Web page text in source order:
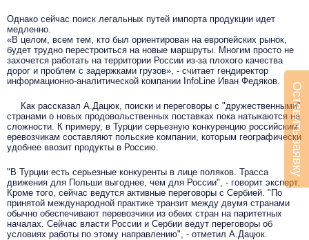
Однако сейчас поиск легальных путей импорта продукции идет
медленно.
«В целом, всем тем, кто был ориентирован на европейских рынок,
будет трудно перестроиться на новые маршруты. Многим просто не
захочется работать на территории России из-за плохого качества
дорог и проблем с задержками грузов», - считает гендиректор
информационно-аналитической компании InfoLine Иван Федяков.
Как рассказал А.Дацюк, поиски и переговоры с "дружественными"
странами о новых продовольственных поставках пока натыкаются на
сложности. К примеру, в Турции серьезную конкуренцию российским
еревозчикам составляют польские компании, которым географически
удобнее ввозит продукты в Россию.
"В Турции есть серьезные конкуренты в лице поляков. Трасса
движения для Польши выгоднее, чем для России", - говорит эксперт.
Кроме того, сейчас ведутся активные переговоры с Сербией. "По
принятой международной практике транзит между двумя странами
обычно обеспечивают перевозчики из обеих стран на паритетных
началах. Сейчас власти России и Сербии ведут переговоры об
условиях работы по этому направлению", - отметил А.Дацюк.
Оставить заявку